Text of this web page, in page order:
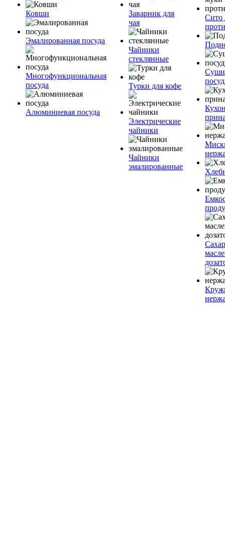
Ковши
Эмалированная посуда
Многофункциональная
посуда
Алюминиевая посуда
Заварник для
чая
Чайники
стеклянные
Турки для кофе
Электрические
чайники
Чайники
эмалированные
Сито